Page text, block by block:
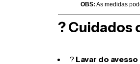
OBS: As medidas
? Cuidados
? Lavar do avesso